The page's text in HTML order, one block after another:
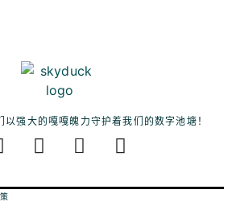
强大的嘎嘎魄力守护着我们的数字池塘！